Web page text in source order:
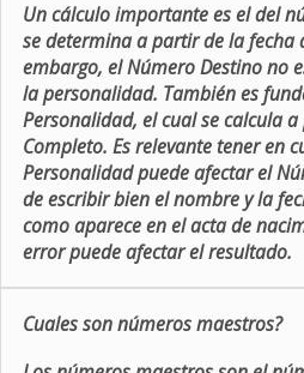
Un cálculo importante es el del
se determina a partir de la fecha
embargo, el Número Destino no
la personalidad. También es
Personalidad, el cual se calcula
Completo. Es relevante tener en
Personalidad puede afectar el
de escribir bien el nombre y la
como aparece en el acta de
error puede afectar el resultado.
Cuales son números maestros?